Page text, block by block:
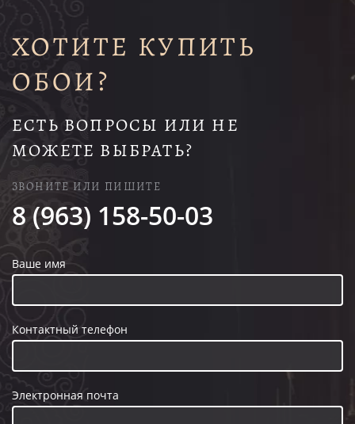
ХОТИТЕ КУПИТЬ
ОБОИ?
ЕСТЬ ВОПРОСЫ ИЛИ НЕ
МОЖЕТЕ ВЫБРАТЬ?
ЗВОНИТЕ ИЛИ ПИШИТЕ
8 (963) 158-50-03
Ваше имя
Контактный телефон
Электронная почта